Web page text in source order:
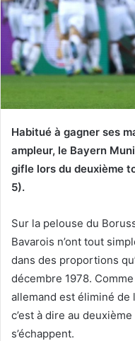
Habitué à gagner ses
ampleur, le Bayern
gifle lors du deuxième
5).
Sur la pelouse du
Bavarois n’ont tout
dans des proportions
décembre 1978.
allemand est éliminé de
c’est à dire au
s’échappent.